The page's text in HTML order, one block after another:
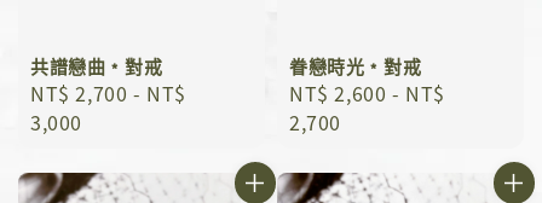
共譜戀曲﹡對戒
Regular
price
NT$ 2,700 - NT$
3,000
眷戀時光﹡對戒
Regular
price
NT$ 2,600 - NT$
2,700